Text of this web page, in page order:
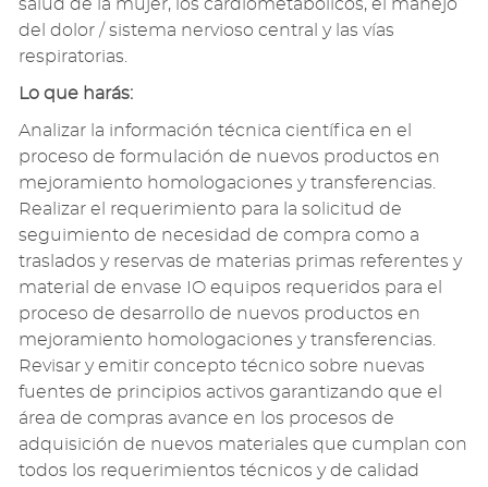
salud de la mujer, los cardiometabólicos, el manejo
del dolor / sistema nervioso central y las vías
respiratorias.
Lo que harás:
Analizar la información técnica científica en el
proceso de formulación de nuevos productos en
mejoramiento homologaciones y transferencias.
Realizar el requerimiento para la solicitud de
seguimiento de necesidad de compra como a
traslados y reservas de materias primas referentes y
material de envase IO equipos requeridos para el
proceso de desarrollo de nuevos productos en
mejoramiento homologaciones y transferencias.
Revisar y emitir concepto técnico sobre nuevas
fuentes de principios activos garantizando que el
área de compras avance en los procesos de
adquisición de nuevos materiales que cumplan con
todos los requerimientos técnicos y de calidad